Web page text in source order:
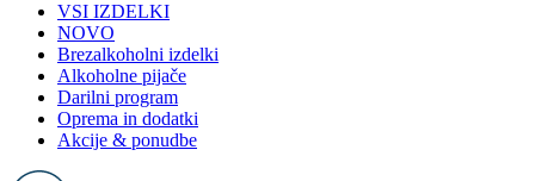
VSI IZDELKI
NOVO
Brezalkoholni izdelki
Alkoholne pijače
Darilni program
Oprema in dodatki
Akcije & ponudbe